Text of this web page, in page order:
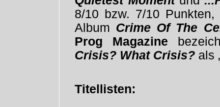
8/10 bzw. 7/10
Album Crime Of The
Prog Magazine
Crisis? What Crisis? als
Titellisten: